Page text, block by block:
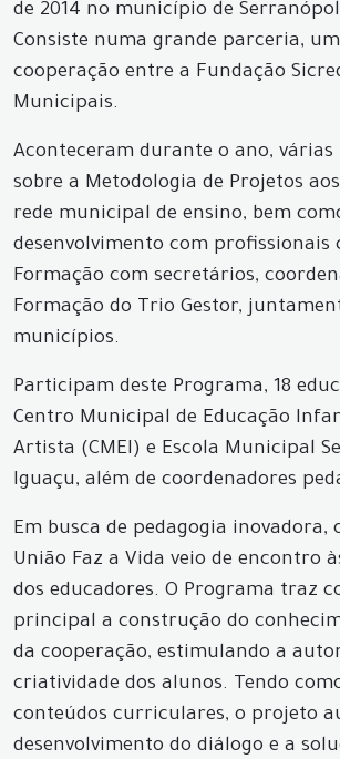
de 2014 no município de
Consiste numa grande parceria,
cooperação entre a Fundação
Municipais.
Aconteceram durante o ano, várias
sobre a Metodologia de Projetos
rede municipal de ensino, bem
desenvolvimento com profissionais
Formação com secretários,
Formação do Trio Gestor,
municípios.
Participam deste Programa, 18
Centro Municipal de Educação
Artista (CMEI) e Escola Municipal
Iguaçu, além de coordenadores
Em busca de pedagogia inovadora,
União Faz a Vida veio de encontro
dos educadores. O Programa traz
principal a construção do
da cooperação, estimulando a
criatividade dos alunos. Tendo
conteúdos curriculares, o projeto
desenvolvimento do diálogo e a